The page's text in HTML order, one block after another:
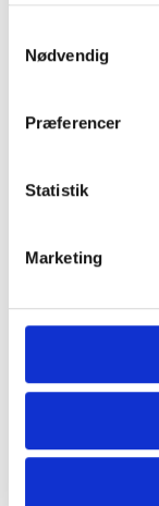
Nødvendig
Præferencer
Statistik
Marketing
INGER
Sådan
Vi har gjort